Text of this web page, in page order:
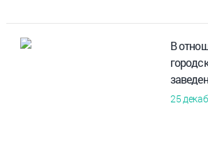
В
25